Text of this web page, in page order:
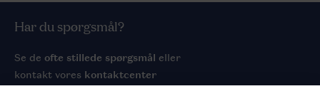
Har du spørgsmål?
Se de ofte stillede spørgsmål eller
kontakt vores kontaktcenter